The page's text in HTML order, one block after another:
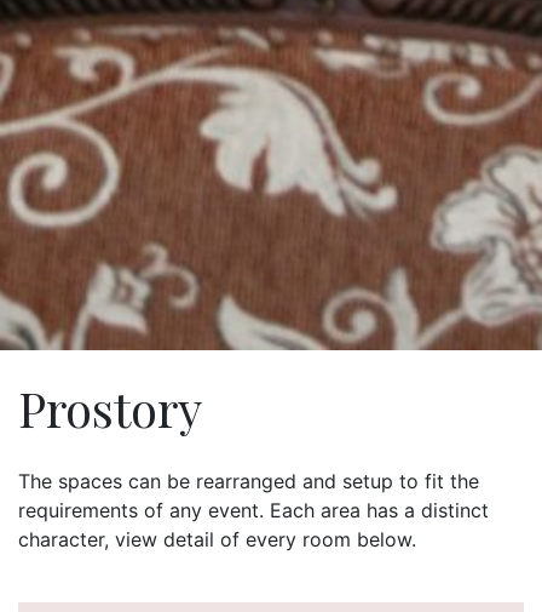
Prostory
The spaces can be rearranged and setup to fit the
requirements of any event. Each area has a distinct
character, view detail of every room below.